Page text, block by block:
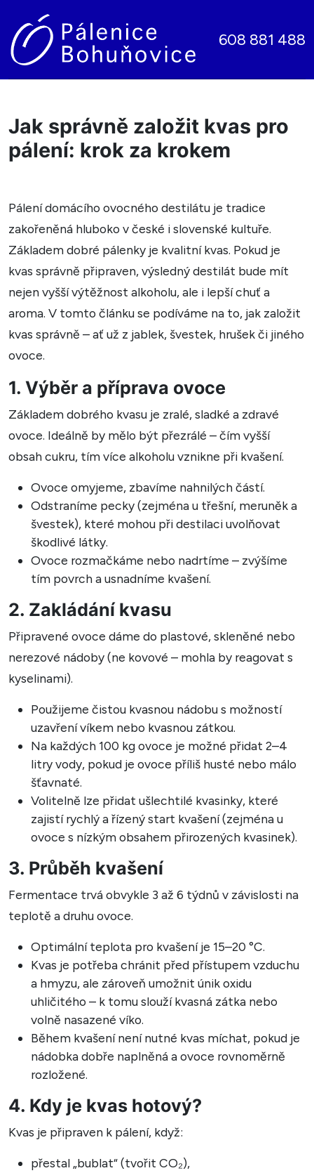
608 881 488
Jak správně založit kvas pro
pálení: krok za krokem
Pálení domácího ovocného destilátu je tradice
zakořeněná hluboko v české i slovenské kultuře.
Základem dobré pálenky je kvalitní kvas. Pokud je
kvas správně připraven, výsledný destilát bude mít
nejen vyšší výtěžnost alkoholu, ale i lepší chuť a
aroma. V tomto článku se podíváme na to, jak založit
kvas správně – ať už z jablek, švestek, hrušek či jiného
ovoce.
1. Výběr a příprava ovoce
Základem dobrého kvasu je zralé, sladké a zdravé
ovoce. Ideálně by mělo být přezrálé – čím vyšší
obsah cukru, tím více alkoholu vznikne při kvašení.
Ovoce omyjeme, zbavíme nahnilých částí.
Odstraníme pecky (zejména u třešní, meruněk a
švestek), které mohou při destilaci uvolňovat
škodlivé látky.
Ovoce rozmačkáme nebo nadrtíme – zvýšíme
tím povrch a usnadníme kvašení.
2. Zakládání kvasu
Připravené ovoce dáme do plastové, skleněné nebo
nerezové nádoby (ne kovové – mohla by reagovat s
kyselinami).
Použijeme čistou kvasnou nádobu s možností
uzavření víkem nebo kvasnou zátkou.
Na každých 100 kg ovoce je možné přidat 2–4
litry vody, pokud je ovoce příliš husté nebo málo
šťavnaté.
Volitelně lze přidat ušlechtilé kvasinky, které
zajistí rychlý a řízený start kvašení (zejména u
ovoce s nízkým obsahem přirozených kvasinek).
3. Průběh kvašení
Fermentace trvá obvykle 3 až 6 týdnů v závislosti na
teplotě a druhu ovoce.
Optimální teplota pro kvašení je 15–20 °C.
Kvas je potřeba chránit před přístupem vzduchu
a hmyzu, ale zároveň umožnit únik oxidu
uhličitého – k tomu slouží kvasná zátka nebo
volně nasazené víko.
Během kvašení není nutné kvas míchat, pokud je
nádobka dobře naplněná a ovoce rovnoměrně
rozložené.
4. Kdy je kvas hotový?
Kvas je připraven k pálení, když:
přestal „bublat“ (tvořit CO₂),